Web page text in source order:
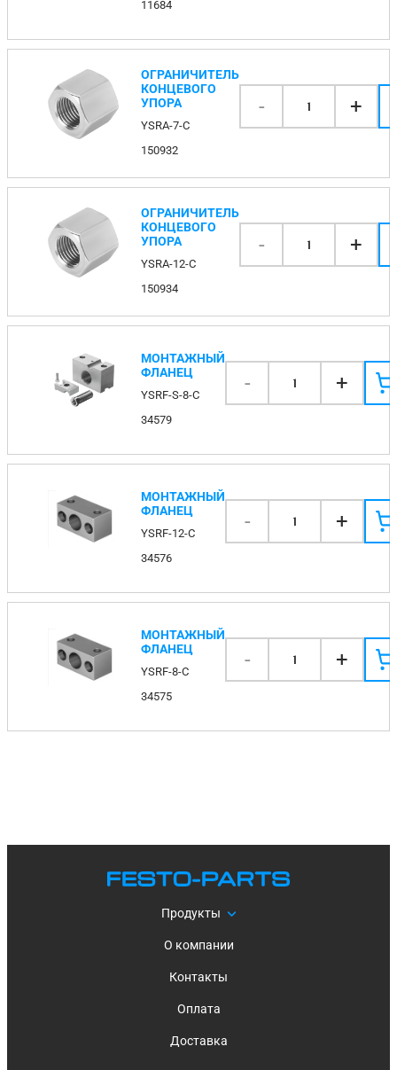
11684
ОГРАНИЧИТЕЛЬ
КОНЦЕВОГО
УПОРА
YSRA-7-C
150932
- 1 +
ОГРАНИЧИТЕЛЬ
КОНЦЕВОГО
УПОРА
YSRA-12-C
150934
- 1 +
МОНТАЖНЫЙ
ФЛАНЕЦ
YSRF-S-8-C
34579
- 1 +
МОНТАЖНЫЙ
ФЛАНЕЦ
YSRF-12-C
34576
- 1 +
МОНТАЖНЫЙ
ФЛАНЕЦ
YSRF-8-C
34575
- 1 +
Продукты
О компании
Контакты
Оплата
Доставка